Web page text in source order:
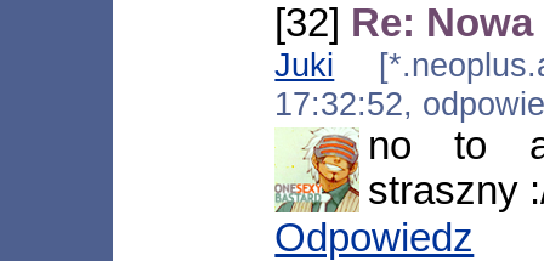
[32] Re:
Juki
17:32:52,
no to
straszny
Odpowiedz